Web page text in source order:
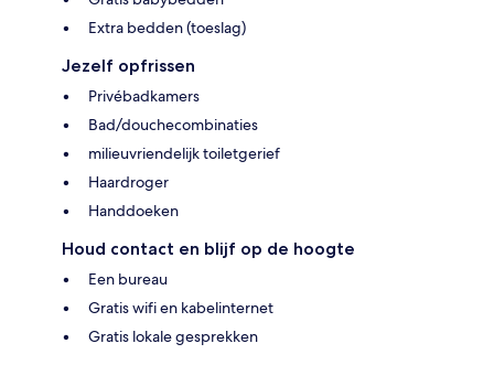
Extra bedden (toeslag)
Jezelf opfrissen
Privébadkamers
Bad/douchecombinaties
milieuvriendelijk toiletgerief
Haardroger
Handdoeken
Houd contact en blijf op de hoogte
Een bureau
Gratis wifi en kabelinternet
Gratis lokale gesprekken